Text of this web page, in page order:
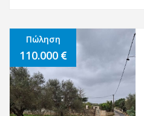
Πώληση
110.000